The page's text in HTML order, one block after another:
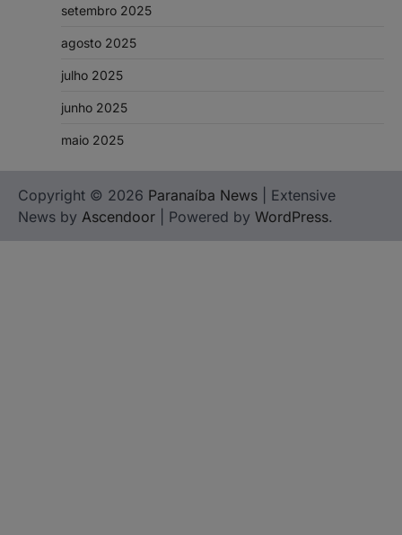
setembro 2025
agosto 2025
julho 2025
junho 2025
maio 2025
Copyright © 2026 Paranaíba News | Extensive
News by Ascendoor | Powered by WordPress.